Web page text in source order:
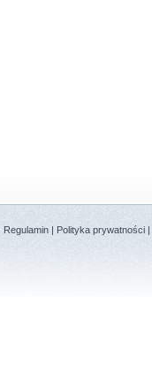
Regulamin | Polityka prywatności |